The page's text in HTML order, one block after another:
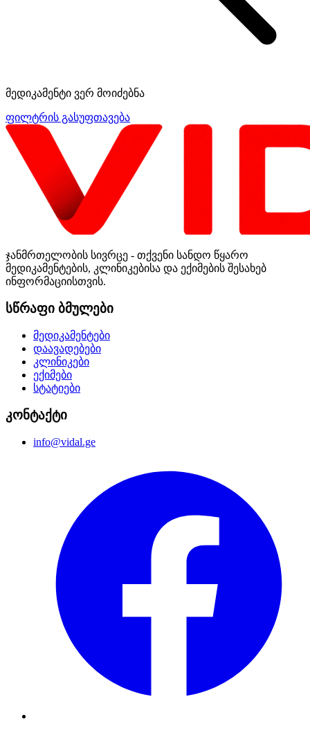
მედიკამენტი ვერ მოიძებნა
ფილტრის გასუფთავება
ჯანმრთელობის სივრცე - თქვენი სანდო წყარო
მედიკამენტების, კლინიკებისა და ექიმების შესახებ
ინფორმაციისთვის.
სწრაფი ბმულები
მედიკამენტები
დაავადებები
კლინიკები
ექიმები
სტატიები
კონტაქტი
info@vidal.ge